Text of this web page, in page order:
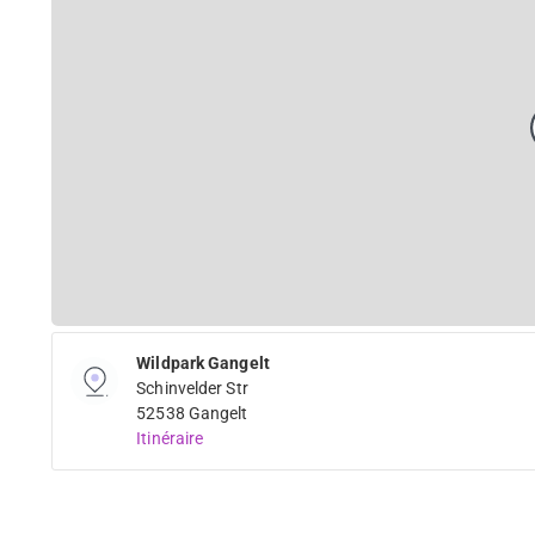
Wildpark Gangelt
Schinvelder Str
52538 Gangelt
Itinéraire